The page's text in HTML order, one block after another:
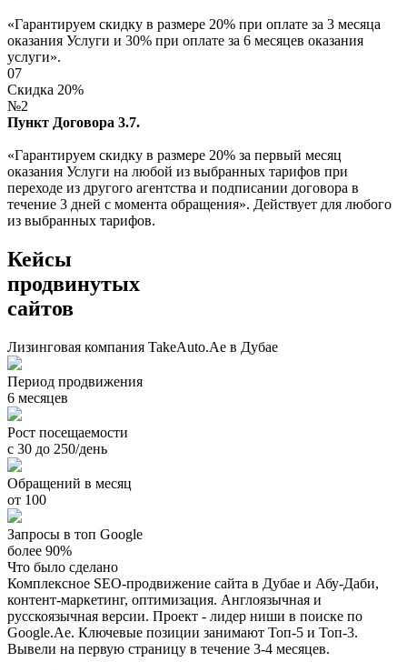
«Гарантируем скидку в размере 20% при оплате за 3 месяца
оказания Услуги и 30% при оплате за 6 месяцев оказания
услуги».
07
Скидка 20%
№2
Пункт Договора 3.7.
«Гарантируем скидку в размере 20% за первый месяц
оказания Услуги на любой из выбранных тарифов при
переходе из другого агентства и подписании договора в
течение 3 дней с момента обращения». Действует для любого
из выбранных тарифов.
Кейсы
продвинутых
сайтов
Лизинговая компания TakeAuto.Ae в Дубае
Период продвижения
6 месяцев
Рост посещаемости
с 30 до 250/день
Обращений в месяц
от 100
Запросы в топ Google
более 90%
Что было сделано
Комплексное SEO-продвижение сайта в Дубае и Абу-Даби,
контент-маркетинг, оптимизация. Англоязычная и
русскоязычная версии. Проект - лидер ниши в поиске по
Google.Ae. Ключевые позиции занимают Топ-5 и Топ-3.
Вывели на первую страницу в течение 3-4 месяцев.